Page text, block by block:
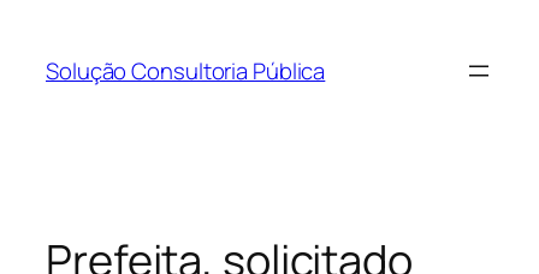
Solução Consultoria Pública
Prefeita, solicitado